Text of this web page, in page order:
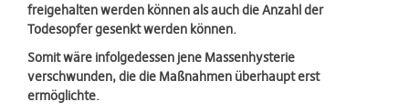
freigehalten werden können als auch die Anzahl der
Todesopfer gesenkt werden können.
Somit wäre infolgedessen jene Massenhysterie
verschwunden, die die Maßnahmen überhaupt erst
ermöglichte.